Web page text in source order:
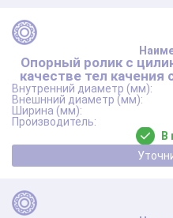
Опорный ролик с
качестве тел качения
В